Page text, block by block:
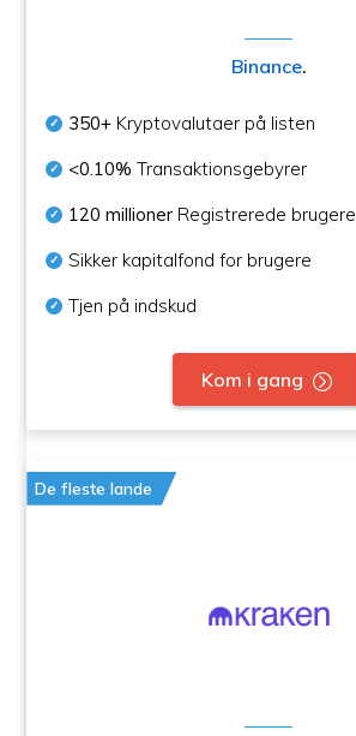
Binance.
350+ Kryptovalutaer på listen
<0.10% Transaktionsgebyrer
120 millioner Registrerede brugere
Sikker kapitalfond for brugere
Tjen på indskud
Kom i gang
De fleste lande